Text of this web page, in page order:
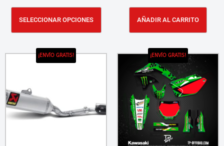
SELECCIONAR OPCIONES AÑADIR AL CARRITO
¡ENVÍO GRATIS! ¡ENVÍO GRATIS!